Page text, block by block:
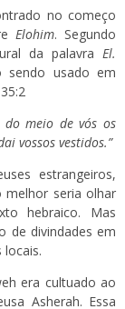
no começo
Elohim. Segundo
da palavra El.
sendo usado em
meio de vós os
vossos vestidos.”
estrangeiros,
melhor seria olhar
hebraico. Mas
de divindades em
locais.
era cultuado ao
Asherah. Essa